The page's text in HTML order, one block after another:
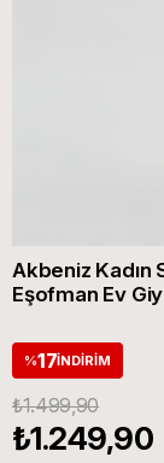
Akbeniz Kadın
Eşofman Ev
%17İNDIRIM
₺1.499,90
₺1.249,90